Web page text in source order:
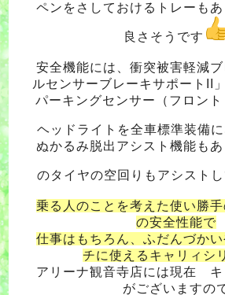
ペンをさしておけるトレーも
良さそうです
安全機能には、衝突被害軽減
ルセンサーブレーキサポートII
パーキングセンサー（フロン
ヘッドライトを全車標準装備
ぬかるみ脱出アシスト機能も
のタイヤの空回りもアシスト
乗る人のことを考えた使い勝
の安全性能で
仕事はもちろん、ふだんづか
チに使えるキャリィシ
アリーナ観音寺店には現在 キ
がございますの